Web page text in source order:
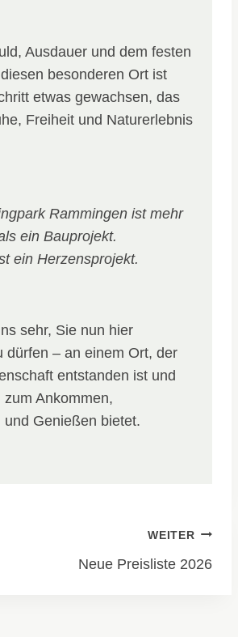
Ausdauer und dem festen
besonderen Ort ist
etwas gewachsen, das
Freiheit und Naturerlebnis
Rammingen ist mehr
ein Bauprojekt.
ein Herzensprojekt.
sehr, Sie nun hier
dürfen – an einem Ort, der
entstanden ist und
zum Ankommen,
und Genießen bietet.
WEITER
Neue Preisliste 2026